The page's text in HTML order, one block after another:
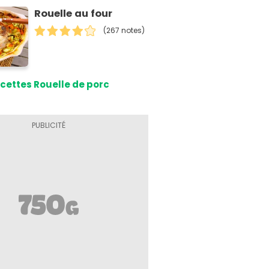
Rouelle au four
(267 notes)
Rouelle de porc